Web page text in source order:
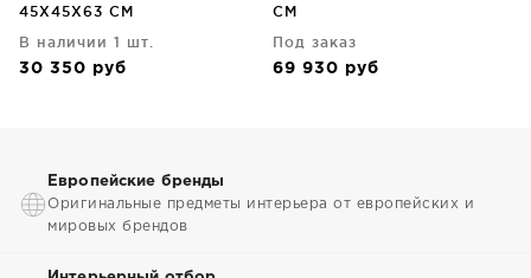
45X45X63 CM
В наличии 1 шт.
30 350 руб
CM
Под заказ
69 930 руб
Европейские бренды
Оригинальные предметы интерьера от европейских и
мировых брендов